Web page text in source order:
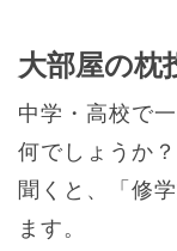
大部屋の枕
中学・高校で
何でしょうか
聞くと、「修
ます。